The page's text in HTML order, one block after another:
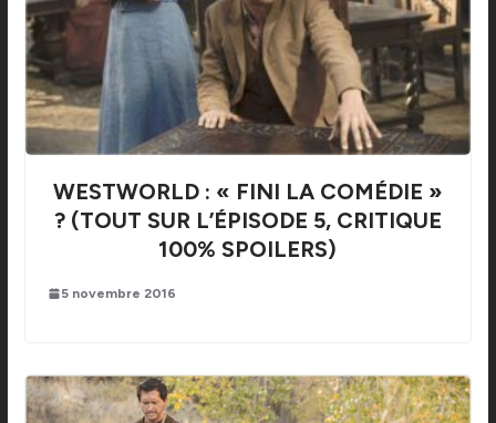
WESTWORLD : « FINI LA COMÉDIE »
? (TOUT SUR L’ÉPISODE 5, CRITIQUE
100% SPOILERS)
5 novembre 2016